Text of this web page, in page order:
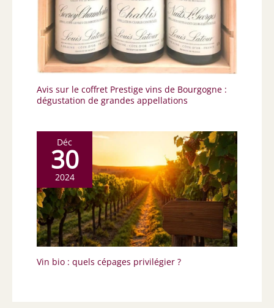
Avis sur le coffret Prestige vins de Bourgogne :
dégustation de grandes appellations
Déc
30
2024
Vin bio : quels cépages privilégier ?